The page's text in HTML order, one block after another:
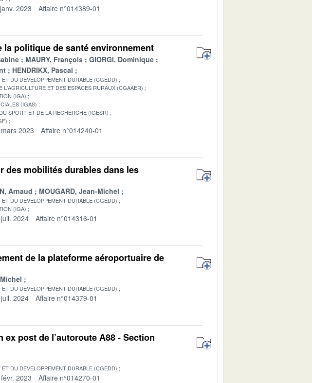
2023 Affaire n°014389-01
la politique de santé environnement
MAURY, François
GIORGI, Dominique
HENDRIKX, Pascal
DU DEVELOPPEMENT DURABLE (CGEDD)
ET DES ESPACES RURAUX (CGAAER)
(IGA)
(IGAS)
SPORT ET DE LA RECHERCHE (IGESR)
2023 Affaire n°014240-01
des mobilités durables dans les
Arnaud MOUGARD, Jean-Michel
DU DEVELOPPEMENT DURABLE (CGEDD)
(IGA)
2024 Affaire n°014316-01
de la plateforme aéroportuaire de
DU DEVELOPPEMENT DURABLE (CGEDD)
2024 Affaire n°014379-01
ex post de l’autoroute A88 - Section
DU DEVELOPPEMENT DURABLE (CGEDD)
2023 Affaire n°014270-01